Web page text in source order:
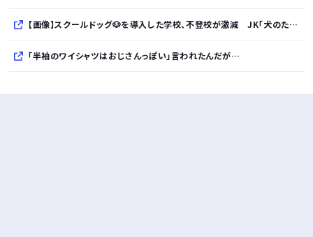
【画像】スクールドッグ🐶を導入した学校、不登校が激減 JK「犬のために学校行きたくなる」
「半袖のワイシャツはおじさんっぽい」言われたんだが…